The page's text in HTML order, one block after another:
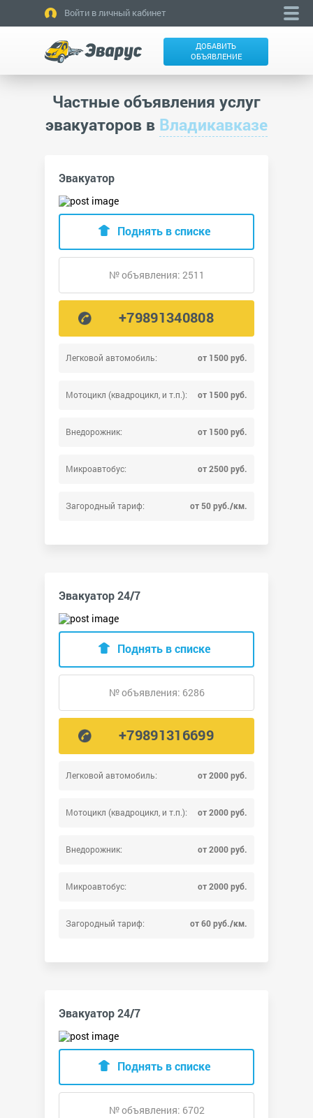
Войти в личный кабинет
ДОБАВИТЬ
ОБЪЯВЛЕНИЕ
Частные объявления услуг
эвакуаторов в Владикавказе
Эвакуатор
Легковой автомобиль: от 1500 руб.
Мотоцикл (квадроцикл, и т.п.): от 1500 руб.
Внедорожник: от 1500 руб.
Микроавтобус: от 2500 руб.
Загородный тариф: от 50 руб./км.
Поднять в списке
№ объявления: 2511
+79891340808
Эвакуатор 24/7
Легковой автомобиль: от 2000 руб.
Мотоцикл (квадроцикл, и т.п.): от 2000 руб.
Внедорожник: от 2000 руб.
Микроавтобус: от 2000 руб.
Загородный тариф: от 60 руб./км.
Поднять в списке
№ объявления: 6286
+79891316699
Эвакуатор 24/7
Поднять в списке
№ объявления: 6702